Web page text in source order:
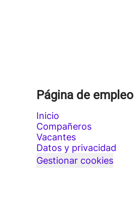
Página de empleo
Inicio
Compañeros
Vacantes
Datos y privacidad
Gestionar cookies